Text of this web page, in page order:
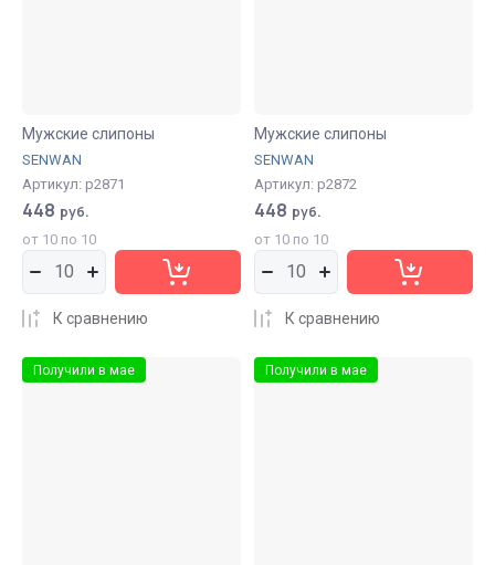
Мужские слипоны
SENWAN
Артикул: р2871
448 руб.
от 10 по 10
К сравнению
Мужские слипоны
SENWAN
Артикул: р2872
448 руб.
от 10 по 10
К сравнению
Получили в мае Получили в мае